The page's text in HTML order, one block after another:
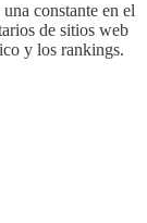
constante en el
de sitios web
y los rankings.